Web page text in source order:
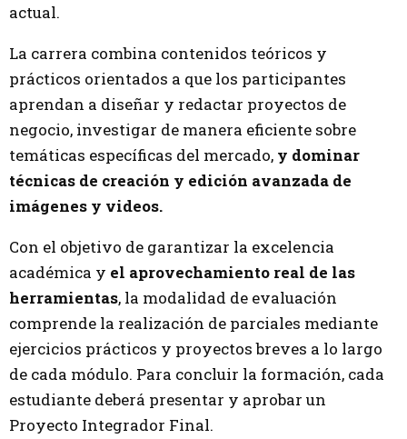
actual.
La carrera combina contenidos teóricos y
prácticos orientados a que los participantes
aprendan a diseñar y redactar proyectos de
negocio, investigar de manera eficiente sobre
temáticas específicas del mercado, y dominar
técnicas de creación y edición avanzada de
imágenes y videos.
Con el objetivo de garantizar la excelencia
académica y el aprovechamiento real de las
herramientas, la modalidad de evaluación
comprende la realización de parciales mediante
ejercicios prácticos y proyectos breves a lo largo
de cada módulo. Para concluir la formación, cada
estudiante deberá presentar y aprobar un
Proyecto Integrador Final.